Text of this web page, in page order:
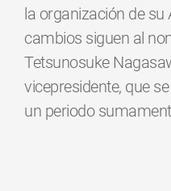
la organización de su
cambios siguen al
Tetsunosuke
vicepresidente, que
un periodo